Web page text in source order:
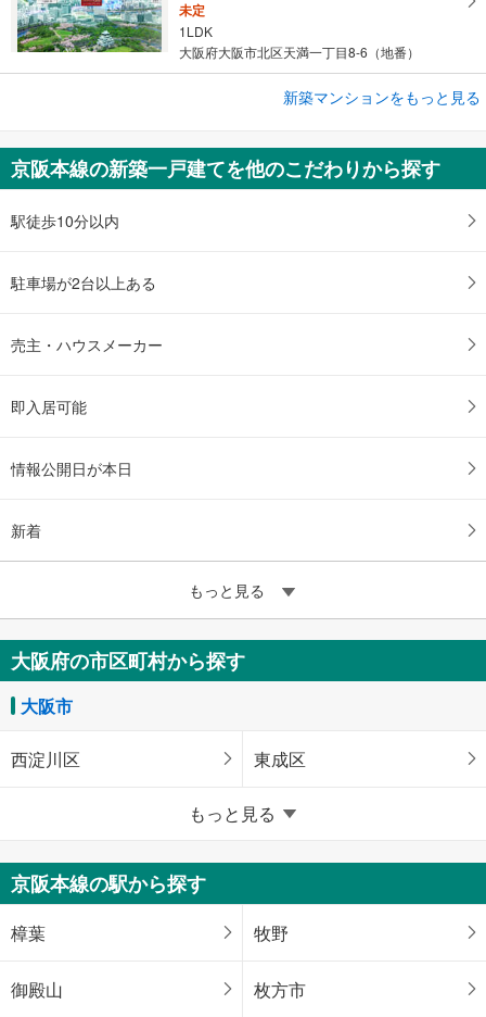
未定
1LDK
大阪府大阪市北区天満一丁目8-6（地番）
新築マンション
4,800万円～8,700万円
2LDK～3LDK
新築マンションをもっと見る
京阪本線の新築一戸建てを他のこだわりから探す
駅徒歩10分以内
駐車場が2台以上ある
売主・ハウスメーカー
即入居可能
情報公開日が本日
新着
もっと見る
大阪府の市区町村から探す
大阪市
西淀川区 東成区
大阪府のそのほかの地域
豊中市 高槻市
枚方市 八尾市
松原市 羽曳野市
もっと見る
京阪本線の駅から探す
樟葉 牧野
御殿山 枚方市